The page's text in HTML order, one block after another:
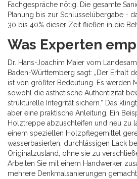
Fachgespräche nötig. Die gesamte
Planung bis zur Schlüsselübergabe -
30 bis 40% dieser Zeit fließen in die
Was Experten
Dr. Hans-Joachim Maier vom
Baden-Württemberg sagt: „Der Erhalt
ist von größter Bedeutung. Es werden
sowohl die ästhetische Authentizität
strukturelle Integrität sichern.“ Das
aber eine praktische Anleitung. Ein
Holztreppe abzuschleifen und neu zu
einem speziellen Holzpflegemittel
wasserbasierten, durchlässigen Lack
Originalzustand, ohne sie zu
Arbeiten Sie mit einem Handwerker
mehrere Denkmalsanierungen